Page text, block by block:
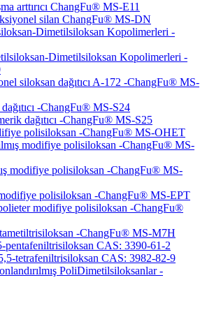
arttırıcı ChangFu® MS-E11
silan ChangFu® MS-DN
Dimetilsiloksan Kopolimerleri -
Dimetilsiloksan Kopolimerleri -
siloksan dağıtıcı A-172 -ChangFu® MS-
-ChangFu® MS-S24
dağıtıcı -ChangFu® MS-S25
polisiloksan -ChangFu® MS-OHET
modifiye polisiloksan -ChangFu® MS-
modifiye polisiloksan -ChangFu® MS-
modifiye polisiloksan -ChangFu® MS-EPT
polieter modifiye polisiloksan -ChangFu®
-ChangFu® MS-M7H
pentafeniltrisiloksan CAS: 3390-61-2
tetrafeniltrisiloksan CAS: 3982-82-9
PoliDimetilsiloksanlar -